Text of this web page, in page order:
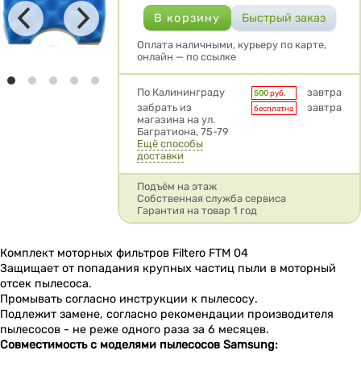
Оплата наличными, курьеру по карте,
онлайн — по ссылке
Условия доставки
По Калининграду 500руб.
завтра
забрать из
магазина на ул.
Багратиона, 75-79
бесплатно завтра
Ещё способы
доставки
Подъём на этаж
Собственная служба сервиса
Гарантия на товар 1 год
Комплект моторных фильтров Filtero FTM 04
Защищает от попадания крупных частиц пыли в моторный
отсек пылесоса.
Промывать согласно инструкции к пылесосу.
Подлежит замене, согласно рекомендации производителя
пылесосов - не реже одного раза за 6 месяцев.
Совместимость с моделями пылесосов Samsung: